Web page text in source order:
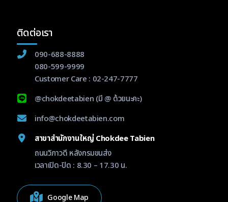
ติดต่อเรา
090-688-8888
080-599-9999
Customer Care : 02-247-7777
@chokdeetabien (มี @ ด้วยนะคะ)
info@chokdeetabien.com
สาขาสำนักงานใหญ่ Chokdee Tabien
ถนนวิภาวดี หลังกรมขนส่ง
เวลาเปิด-ปิด : 8.30 – 17.30 น.
Google Map